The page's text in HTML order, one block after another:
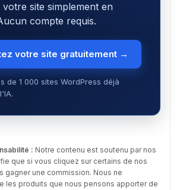
site simplement en
compte requis.
votre site gratuitement →
de 1 000 sites WordPress déjà
: Notre contenu est soutenu par nos
que si vous cliquez sur certains de nos
gagner une commission. Nous ne
les produits que nous pensons apporter de